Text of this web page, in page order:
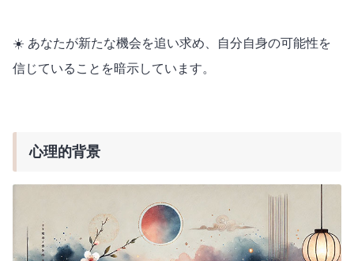
☀️ あなたが新たな機会を追い求め、自分自身の可能性を
信じていることを暗示しています。
心理的背景